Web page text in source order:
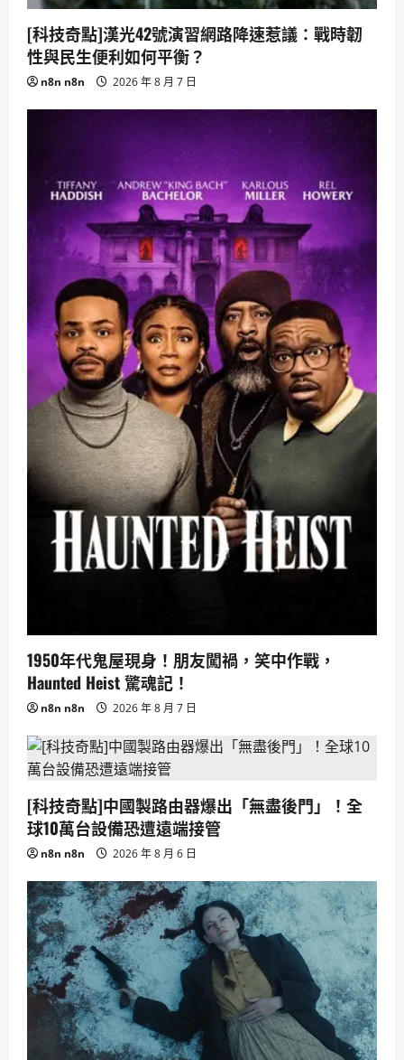
[科技奇點]漢光42號演習網路降速惹議：戰時韌
性與民生便利如何平衡？
n8n n8n 2026 年 8 月 7 日
1950年代鬼屋現身！朋友闖禍，笑中作戰，
Haunted Heist 驚魂記！
n8n n8n 2026 年 8 月 7 日
[科技奇點]中國製路由器爆出「無盡後門」！全
球10萬台設備恐遭遠端接管
n8n n8n 2026 年 8 月 6 日